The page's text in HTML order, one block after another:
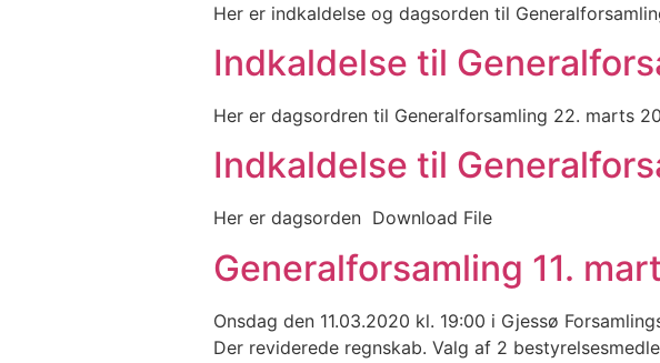
Her er indkaldelse og dagsorden til
Indkaldelse til
Her er dagsordren til Generalforsamling 22. marts
Indkaldelse til
Her er dagsorden Download File
Generalforsamling 11.
Onsdag den 11.03.2020 kl. 19:00 i Gjessø
Der reviderede regnskab. Valg af 2